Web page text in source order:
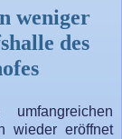
weniger
des
wieder eröffnet